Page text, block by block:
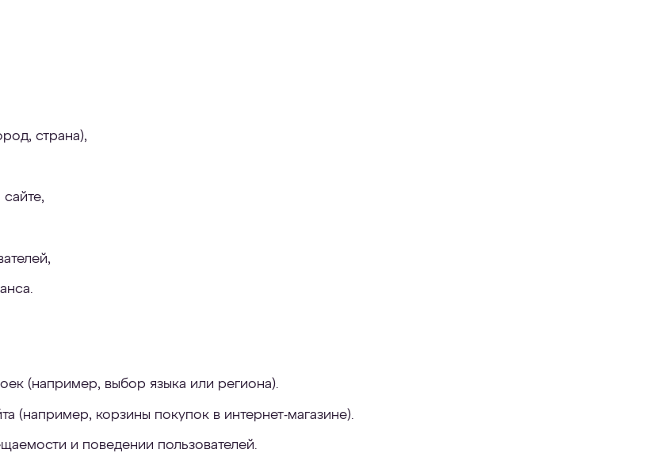
страна),
(например, выбор языка или региона).
(например, корзины покупок в интернет-магазине).
и поведении пользователей.